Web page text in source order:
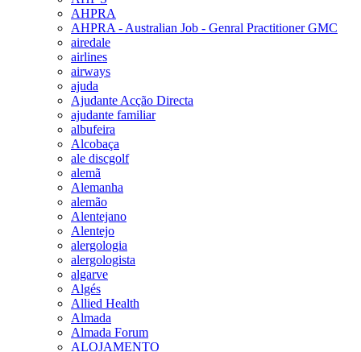
AHPRA
AHPRA - Australian Job - Genral Practitioner GMC
airedale
airlines
airways
ajuda
Ajudante Acção Directa
ajudante familiar
albufeira
Alcobaça
ale discgolf
alemã
Alemanha
alemão
Alentejano
Alentejo
alergologia
alergologista
algarve
Algés
Allied Health
Almada
Almada Forum
ALOJAMENTO